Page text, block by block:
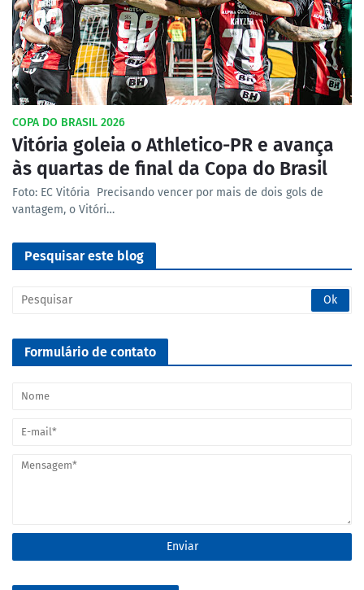
COPA DO BRASIL 2026
Vitória goleia o Athletico-PR e avança
às quartas de final da Copa do Brasil
Foto: EC Vitória Precisando vencer por mais de dois gols de
vantagem, o Vitóri…
Pesquisar este blog
Formulário de contato